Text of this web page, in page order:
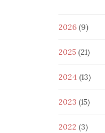
2026 (9)
2025 (21)
2024 (13)
2023 (15)
2022 (3)